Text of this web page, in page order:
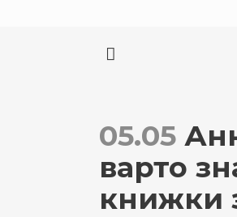
05.05
варто
книжки